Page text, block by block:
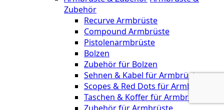
Zubehör
Recurve Armbrüste
Compound Armbrüste
Pistolenarmbrüste
Bolzen
Zubehör für Bolzen
Sehnen & Kabel für Armbrüste
Scopes & Red Dots für Armbrüste
Taschen & Koffer für Armbrüste